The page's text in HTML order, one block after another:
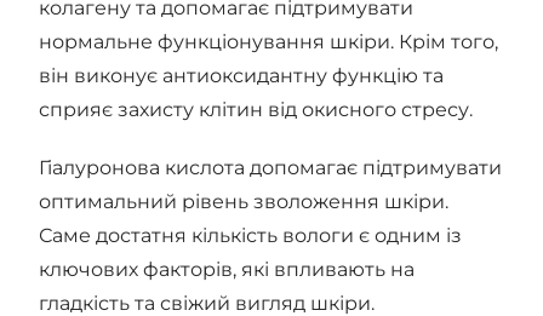
колагену та допомагає підтримувати
нормальне функціонування шкіри. Крім того,
він виконує антиоксидантну функцію та
сприяє захисту клітин від окисного стресу.
Гіалуронова кислота допомагає підтримувати
оптимальний рівень зволоження шкіри.
Саме достатня кількість вологи є одним із
ключових факторів, які впливають на
гладкість та свіжий вигляд шкіри.